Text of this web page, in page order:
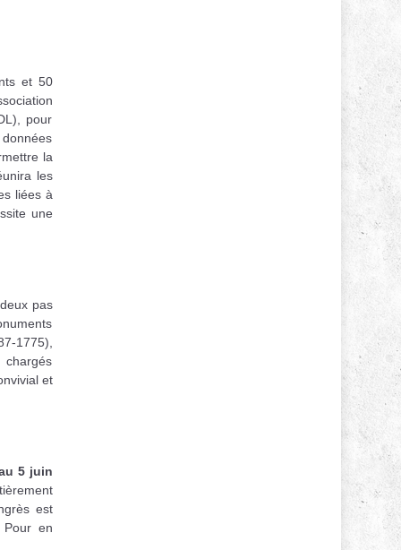
et 50
pour
la
les
liées à
une
pas
1775),
et
5 juin
est
Pour en